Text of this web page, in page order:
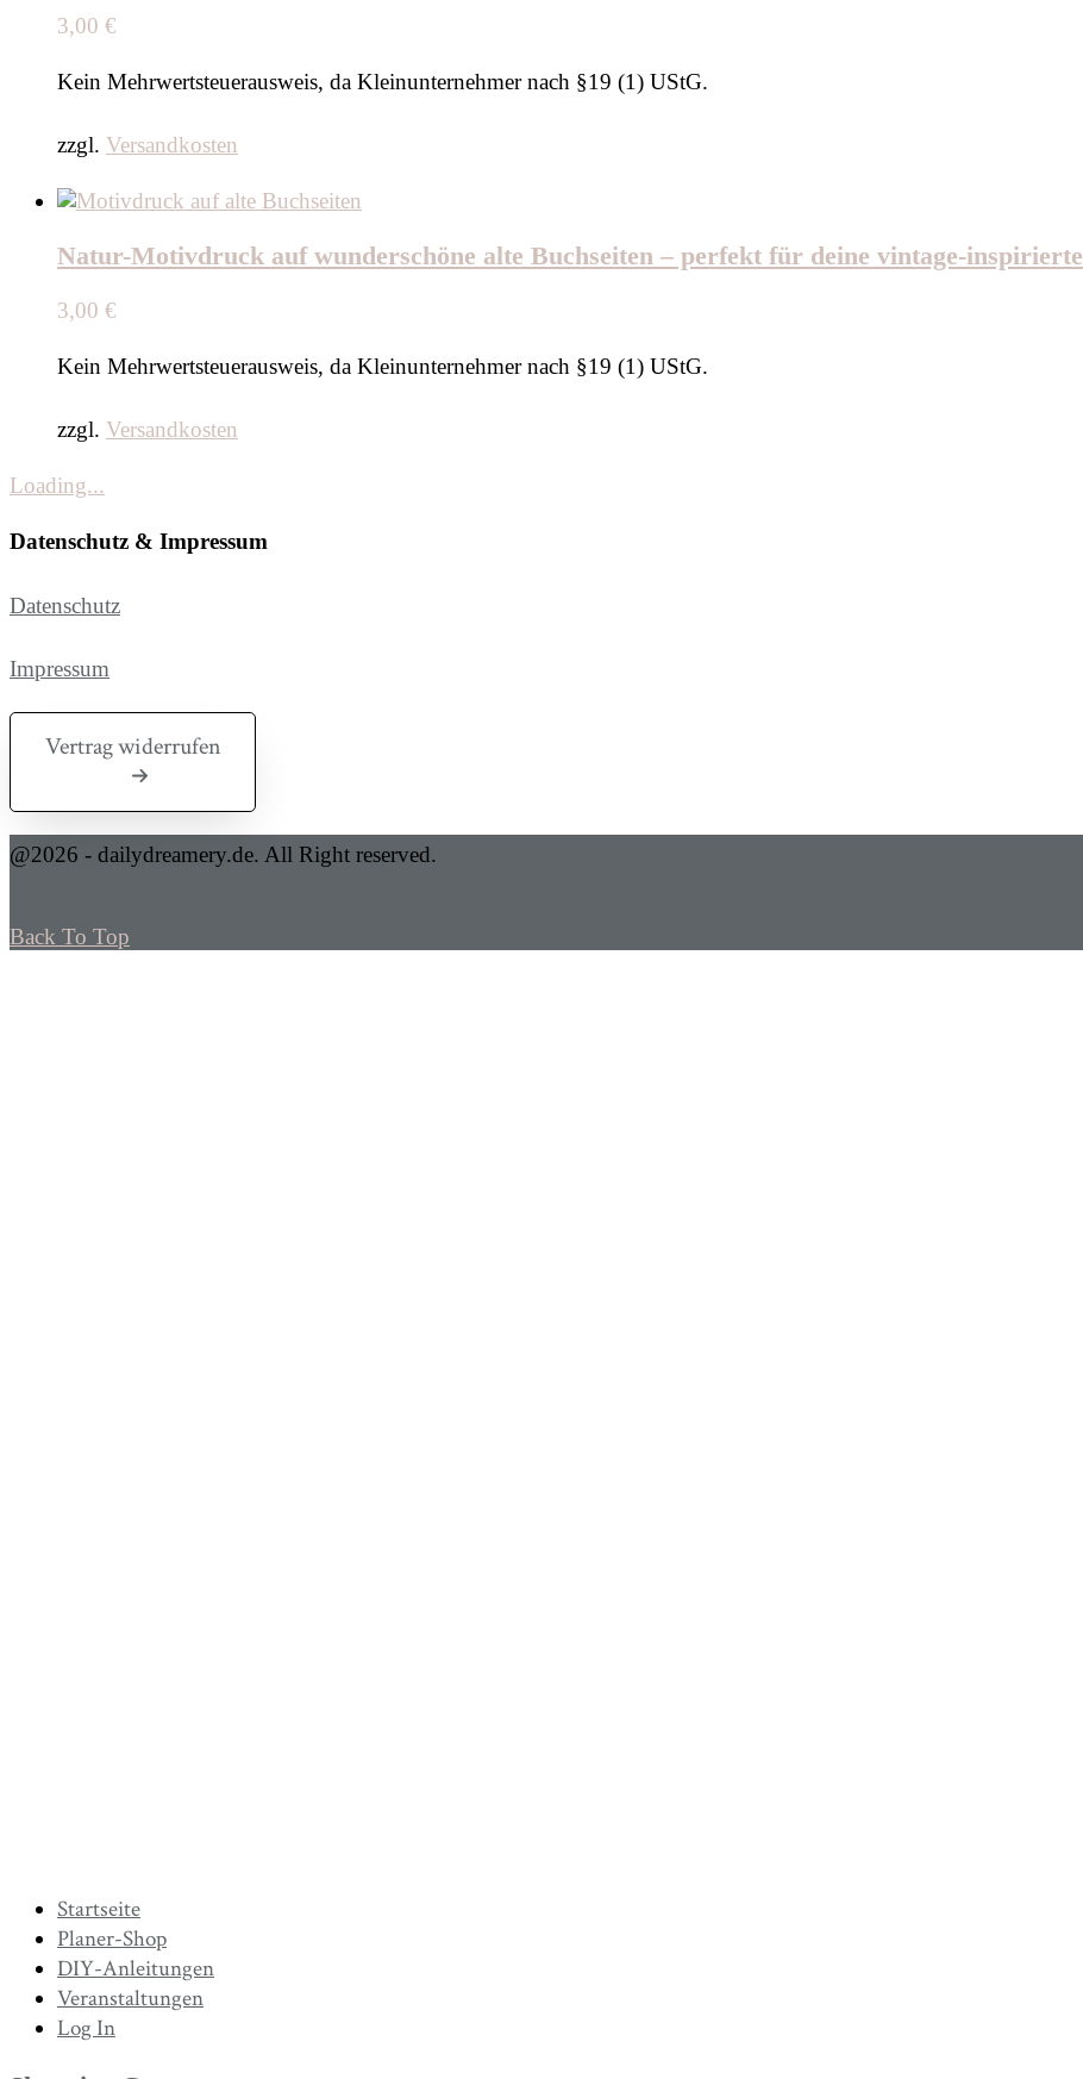
3,00 €
Kein Mehrwertsteuerausweis, da Kleinunternehmer nach §19 (1) UStG.
zzgl. Versandkosten
Natur-Motivdruck auf wunderschöne alte Buchseiten – perfekt für deine vintage-
3,00 €
Kein Mehrwertsteuerausweis, da Kleinunternehmer nach §19 (1) UStG.
zzgl. Versandkosten
Loading...
Datenschutz & Impressum
Datenschutz
Impressum
Vertrag widerrufen
@2026 - dailydreamery.de. All Right reserved.
Back To Top
Startseite
Planer-Shop
DIY-Anleitungen
Veranstaltungen
Log In